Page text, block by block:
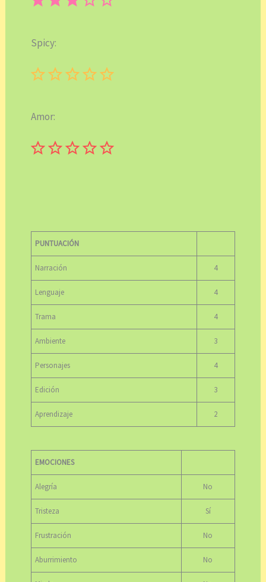
Spicy:
Amor:
PUNTUACIÓN
Narración 4
Lenguaje 4
Trama 4
Ambiente 3
Personajes 4
Edición 3
Aprendizaje 2
EMOCIONES
Alegría No
Tristeza Sí
Frustración No
Aburrimiento No